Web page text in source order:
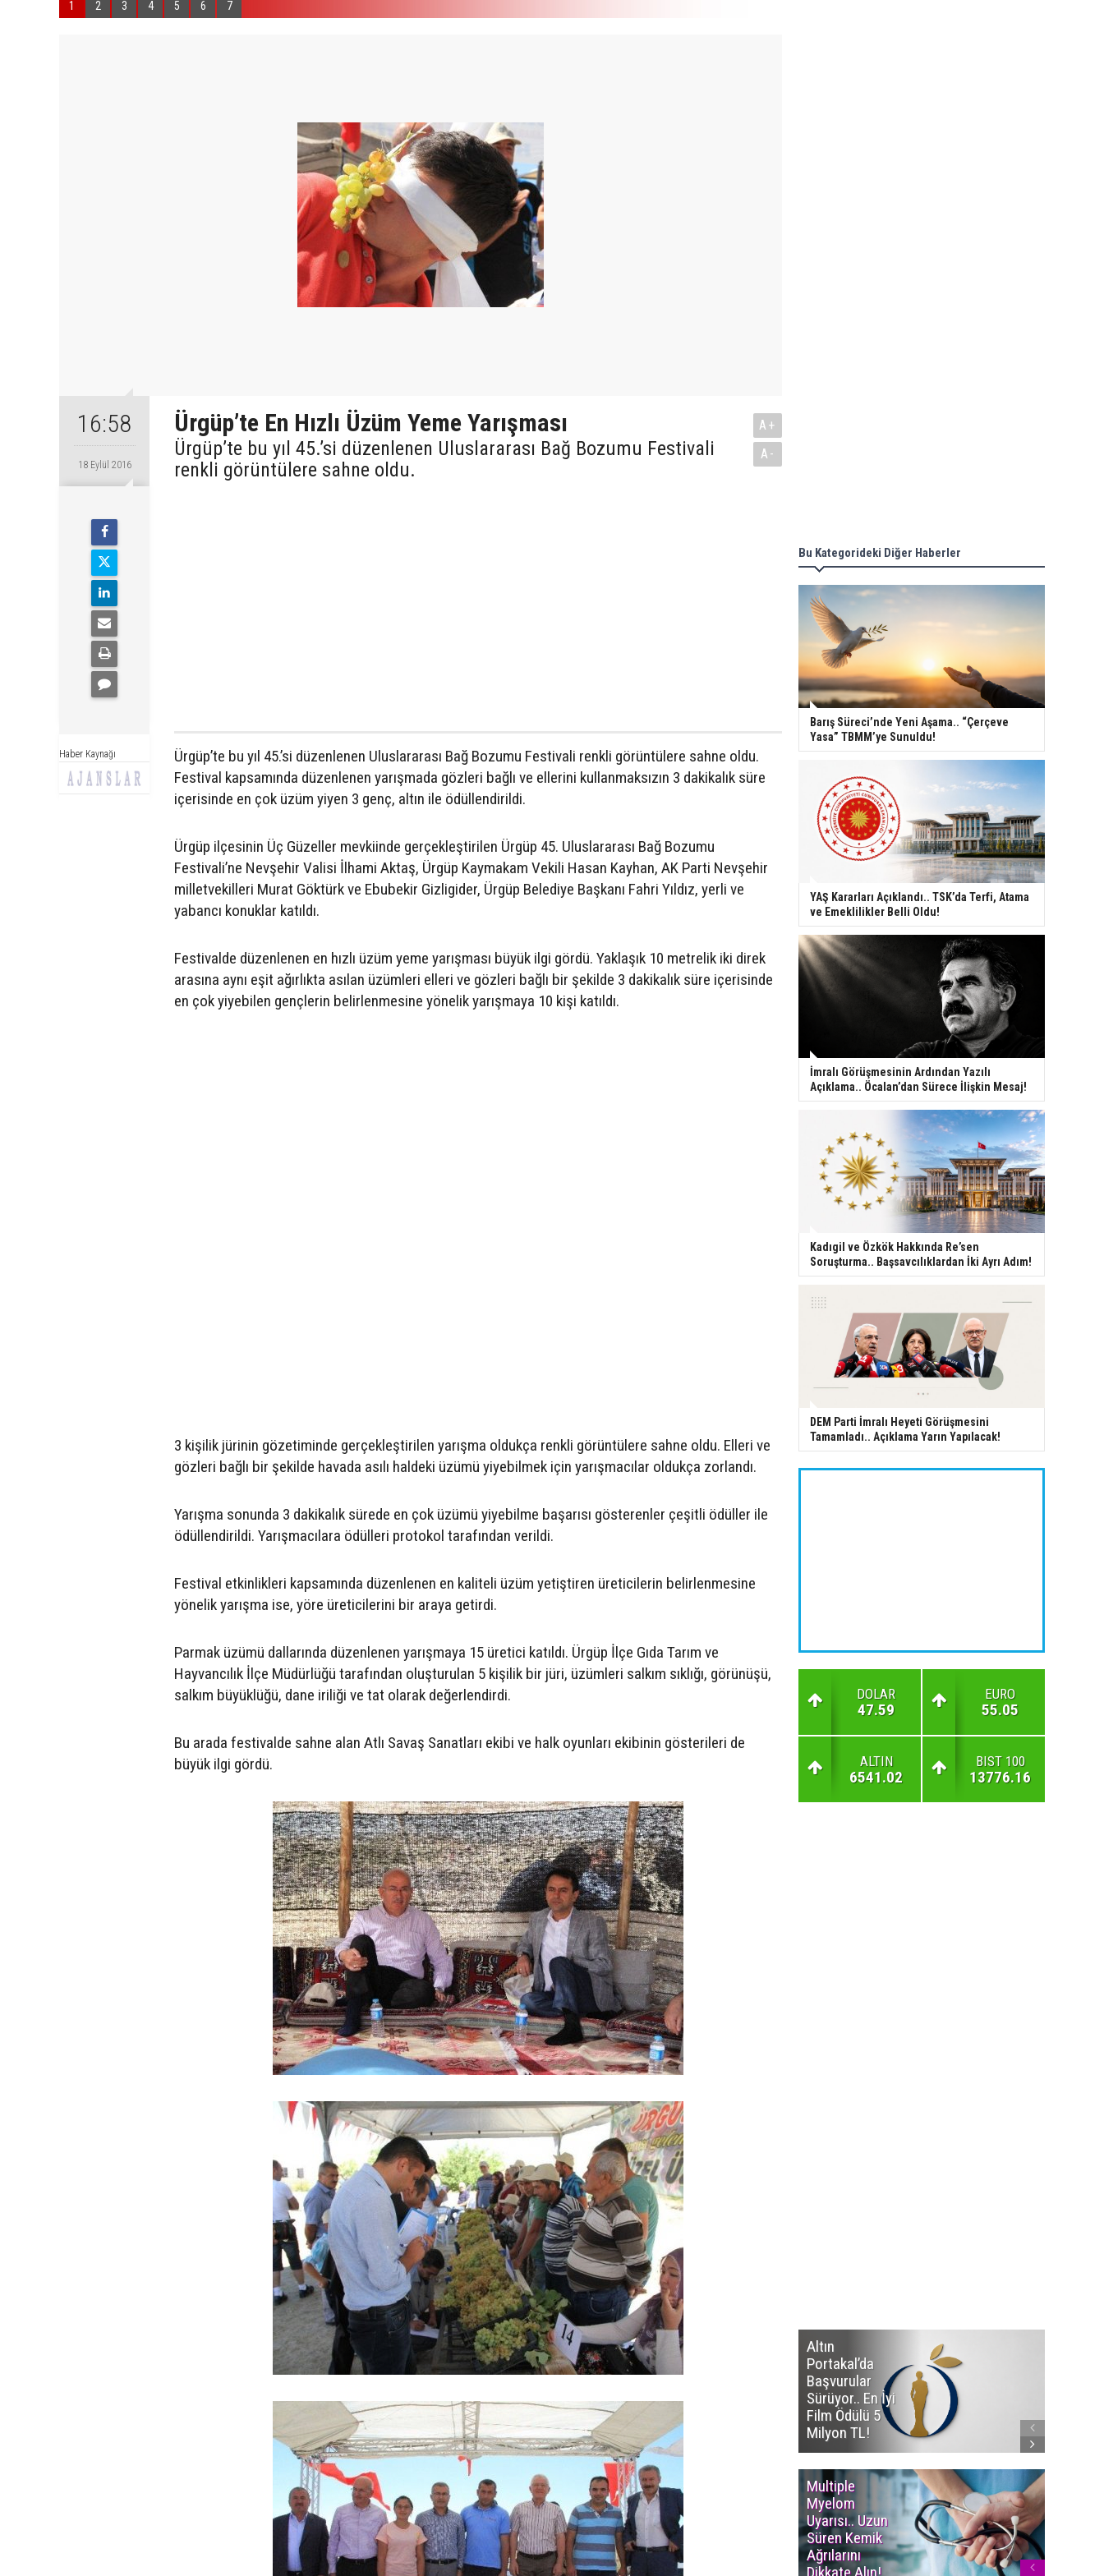
1 2 3 4 5 6 7
16:58
18 Eylül 2016
Haber Kaynağı
Ürgüp’te En Hızlı Üzüm Yeme Yarışması
Ürgüp’te bu yıl 45.’si düzenlenen Uluslararası Bağ Bozumu Festivali
renkli görüntülere sahne oldu.
A+
A-
Ürgüp’te bu yıl 45.’si düzenlenen Uluslararası Bağ Bozumu Festivali renkli görüntülere sahne oldu.
Festival kapsamında düzenlenen yarışmada gözleri bağlı ve ellerini kullanmaksızın 3 dakikalık süre
içerisinde en çok üzüm yiyen 3 genç, altın ile ödüllendirildi.
Ürgüp ilçesinin Üç Güzeller mevkiinde gerçekleştirilen Ürgüp 45. Uluslararası Bağ Bozumu
Festivali’ne Nevşehir Valisi İlhami Aktaş, Ürgüp Kaymakam Vekili Hasan Kayhan, AK Parti Nevşehir
milletvekilleri Murat Göktürk ve Ebubekir Gizligider, Ürgüp Belediye Başkanı Fahri Yıldız, yerli ve
yabancı konuklar katıldı.
Festivalde düzenlenen en hızlı üzüm yeme yarışması büyük ilgi gördü. Yaklaşık 10 metrelik iki direk
arasına aynı eşit ağırlıkta asılan üzümleri elleri ve gözleri bağlı bir şekilde 3 dakikalık süre içerisinde
en çok yiyebilen gençlerin belirlenmesine yönelik yarışmaya 10 kişi katıldı.
3 kişilik jürinin gözetiminde gerçekleştirilen yarışma oldukça renkli görüntülere sahne oldu. Elleri ve
gözleri bağlı bir şekilde havada asılı haldeki üzümü yiyebilmek için yarışmacılar oldukça zorlandı.
Yarışma sonunda 3 dakikalık sürede en çok üzümü yiyebilme başarısı gösterenler çeşitli ödüller ile
ödüllendirildi. Yarışmacılara ödülleri protokol tarafından verildi.
Festival etkinlikleri kapsamında düzenlenen en kaliteli üzüm yetiştiren üreticilerin belirlenmesine
yönelik yarışma ise, yöre üreticilerini bir araya getirdi.
Parmak üzümü dallarında düzenlenen yarışmaya 15 üretici katıldı. Ürgüp İlçe Gıda Tarım ve
Hayvancılık İlçe Müdürlüğü tarafından oluşturulan 5 kişilik bir jüri, üzümleri salkım sıklığı, görünüşü,
salkım büyüklüğü, dane iriliği ve tat olarak değerlendirdi.
Bu arada festivalde sahne alan Atlı Savaş Sanatları ekibi ve halk oyunları ekibinin gösterileri de
büyük ilgi gördü.
Bu Kategorideki Diğer Haberler
Barış Süreci’nde Yeni Aşama.. “Çerçeve
Yasa” TBMM’ye Sunuldu!
YAŞ Kararları Açıklandı.. TSK’da Terfi, Atama
ve Emeklilikler Belli Oldu!
İmralı Görüşmesinin Ardından Yazılı
Açıklama.. Öcalan’dan Sürece İlişkin Mesaj!
Kadıgil ve Özkök Hakkında Re’sen
Soruşturma.. Başsavcılıklardan İki Ayrı Adım!
DEM Parti İmralı Heyeti Görüşmesini
Tamamladı.. Açıklama Yarın Yapılacak!
DOLAR
47.59
EURO
55.05
ALTIN
6541.02
BIST 100
13776.16
Altın
Portakal’da
Başvurular
Sürüyor.. En İyi
Film Ödülü 5
Milyon TL!
Multiple
Myelom
Uyarısı.. Uzun
Süren Kemik
Ağrılarını